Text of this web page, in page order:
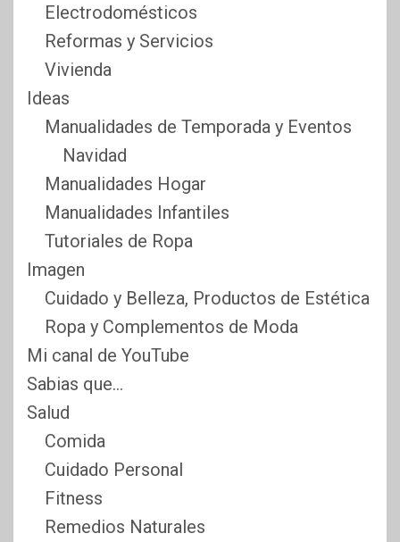
Electrodomésticos
Reformas y Servicios
Vivienda
Ideas
Manualidades de Temporada y Eventos
Navidad
Manualidades Hogar
Manualidades Infantiles
Tutoriales de Ropa
Imagen
Cuidado y Belleza, Productos de Estética
Ropa y Complementos de Moda
Mi canal de YouTube
Sabias que…
Salud
Comida
Cuidado Personal
Fitness
Remedios Naturales